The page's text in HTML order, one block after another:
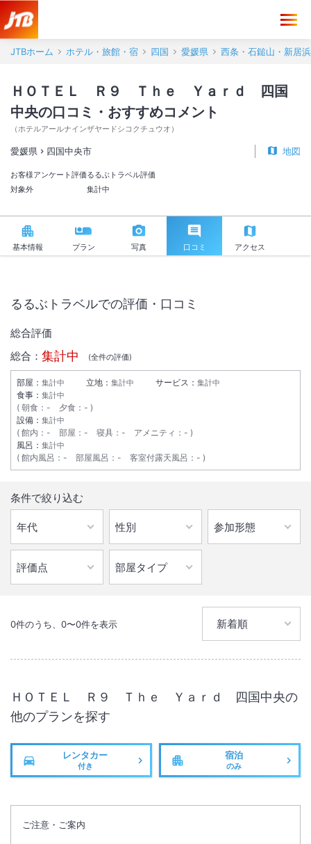
JTBホーム ホテル・旅館・宿 四国 愛媛県 西条・石鎚山・新居浜
ＨＯＴＥＬ Ｒ９ Ｔｈｅ Ｙａｒｄ 四国
中央の口コミ・おすすめコメント
（ホテルアールナインザヤードシコクチュウオ ）
愛媛県 四国中央市 地図
お客様アンケート評価
対象外
るるぶトラベル評価
集計中
基本情報 プラン 写真 口コミ アクセス
◆チェックイン最終時間は２3時です。２3時以降のチェックインは出
来ませんのでご注意ください。
無線LAN 駐車場あり
るるぶトラベルでの評価・口コミ
総合評価
総合： 集計中 (全件の評価)
部屋： 集計中 立地： 集計中 サービス： 集計中
食事： 集計中
朝食 ： - 夕食 ： -
設備： 集計中
館内 ： - 部屋 ： - 寝具 ： - アメニティ ： -
風呂： 集計中
館内風呂 ： - 部屋風呂 ： - 客室付露天風呂 ： -
条件で絞り込む
0件のうち、 0〜0件を表示
ＨＯＴＥＬ Ｒ９ Ｔｈｅ Ｙａｒｄ 四国中央の
他のプランを探す
レンタカー
付き
宿泊
のみ
ご注意・ご案内